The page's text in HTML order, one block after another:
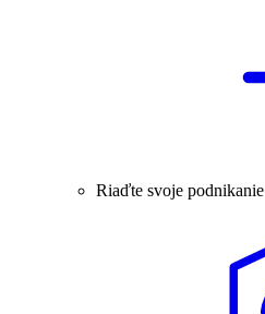
Riaďte svoje podnikanie